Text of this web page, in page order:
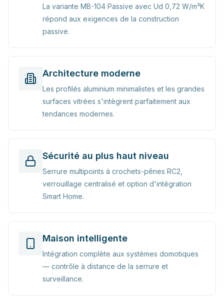
La variante MB-104 Passive avec Ud 0,72 W/m²K
répond aux exigences de la construction
passive.
Architecture moderne
Les profilés aluminium minimalistes et les grandes
surfaces vitrées s'intègrent parfaitement aux
tendances modernes.
Sécurité au plus haut niveau
Serrure multipoints à crochets-pênes RC2,
verrouillage centralisé et option d'intégration
Smart Home.
Maison intelligente
Intégration complète aux systèmes domotiques
— contrôle à distance de la serrure et
surveillance.